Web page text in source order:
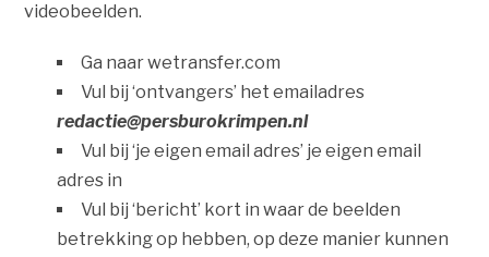
videobeelden.
Ga naar wetransfer.com
Vul bij ‘ontvangers’ het emailadres
redactie@persburokrimpen.nl
Vul bij ‘je eigen email adres’ je eigen email
adres in
Vul bij ‘bericht’ kort in waar de beelden
betrekking op hebben, op deze manier kunnen